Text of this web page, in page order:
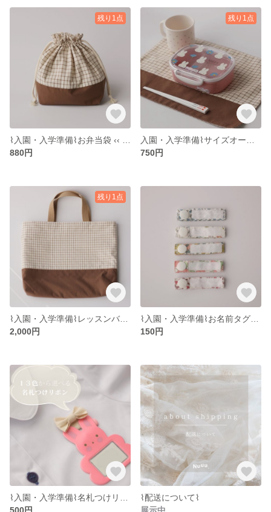
残り1点
880円
残り1点
750円
残り1点
⌇入園・入学準備⌇‎レッスンバッグ‹‹ n-L5 ››チェック柄/ブラウン/くすみカラー/キルト/キルティング/保育園/幼稚園/小学校
2,000円
150円
500円
⌇配送について⌇
展示中